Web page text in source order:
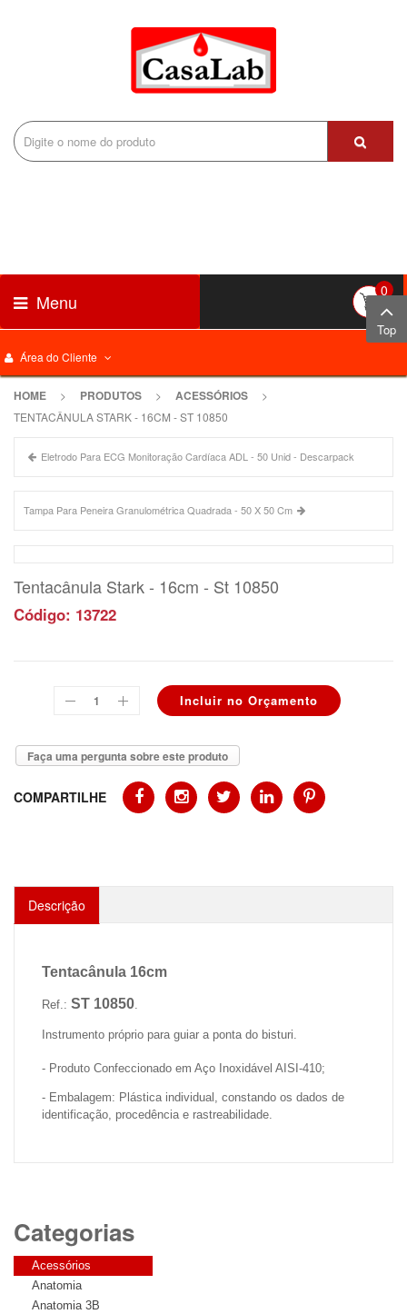
Área do Cliente
Menu 0
HOME > PRODUTOS > ACESSÓRIOS
>
TENTACÂNULA STARK - 16CM - ST 10850
Eletrodo Para ECG Monitoração Cardíaca ADL - 50 Unid - Descarpack
Tampa Para Peneira Granulométrica Quadrada - 50 X 50 Cm
Tentacânula Stark - 16cm - St 10850
Código: 13722
Faça uma pergunta sobre este produto
COMPARTILHE
Descrição
Tentacânula 16cm
Ref.: ST 10850.
Instrumento próprio para guiar a ponta do bisturi.
- Produto Confeccionado em Aço Inoxidável AISI-410;
- Embalagem: Plástica individual, constando os dados de
identificação, procedência e rastreabilidade.
Categorias
Acessórios
Anatomia
Anatomia 3B
Top